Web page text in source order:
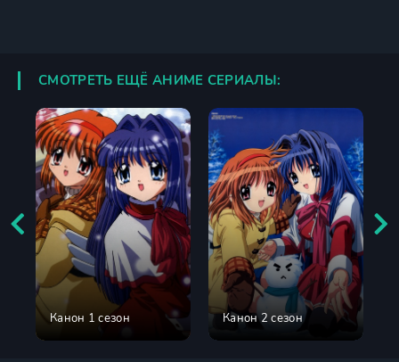
СМОТРЕТЬ ЕЩЁ АНИМЕ СЕРИАЛЫ:
Канон 1 сезон Канон 2 сезон